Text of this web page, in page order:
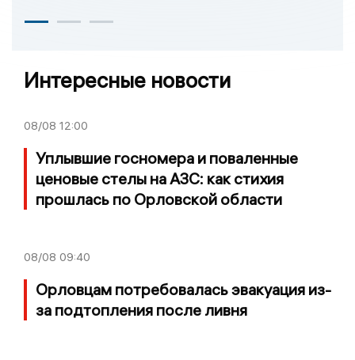
Интересные новости
08/08 12:00
Уплывшие госномера и поваленные
ценовые стелы на АЗС: как стихия
прошлась по Орловской области
08/08 09:40
Орловцам потребовалась эвакуация из-
за подтопления после ливня